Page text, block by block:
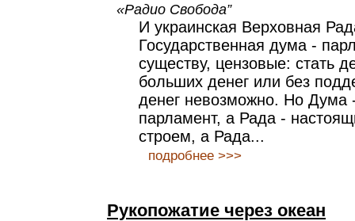
«Радио Свобода”
И украинская Верховная
Государственная дума -
существу, цензовые: стать
больших денег или без
денег невозможно. Но Дума
парламент, а Рада -
строем, а Рада...
подробнее >>>
Рукопожатие через океан